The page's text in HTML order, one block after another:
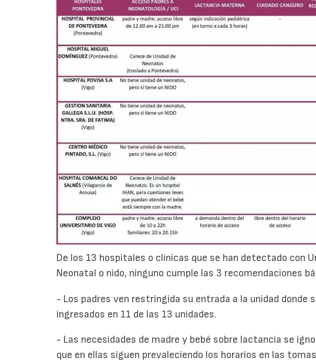
De los 13 hospitales o clínicas que se han detectado con
Neonatal o nido, ninguno cumple las 3 recomendaciones
- Los padres ven restringida su entrada a la unidad donde
ingresados en 11 de las 13 unidades.
- Las necesidades de madre y bebé sobre lactancia se
que en ellas siguen prevaleciendo los horarios en las